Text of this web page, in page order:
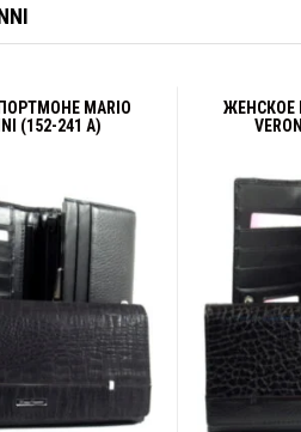
MARIO
(152-241 A)
ЖЕНСКОЕ